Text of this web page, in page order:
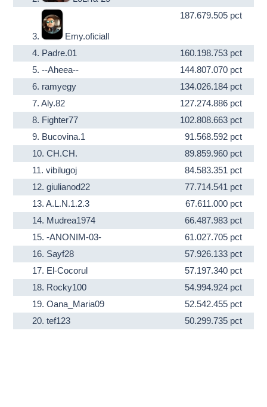
3. Emy.oficiall
187.679.505 pct
4. Padre.01
160.198.753 pct
5.--Aheea--
144.807.070 pct
6. ramyegy
134.026.184 pct
7.Aly.82
127.274.886 pct
8. Fighter77
102.808.663 pct
9. Bucovina.1
91.568.592 pct
10.CH.CH.
89.859.960 pct
11.vibilugoj
84.583.351 pct
12.giulianod22
77.714.541 pct
13.A.L.N.1.2.3
67.611.000 pct
14. Mudrea1974
66.487.983 pct
15.-ANONIM-03-
61.027.705 pct
16. Sayf28
57.926.133 pct
17. El-Cocorul
57.197.340 pct
18. Rocky100
54.994.924 pct
19.Oana_Maria09
52.542.455 pct
20.tef123 50.299.735 pct